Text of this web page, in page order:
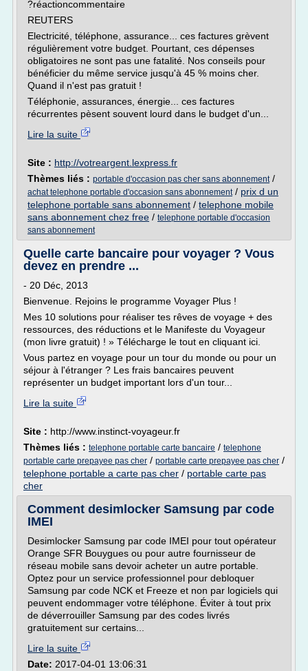
?réactioncommentaire
REUTERS
Electricité, téléphone, assurance... ces factures grèvent
régulièrement votre budget. Pourtant, ces dépenses
obligatoires ne sont pas une fatalité. Nos conseils pour
bénéficier du même service jusqu'à 45 % moins cher.
Quand il n'est pas gratuit !
Téléphonie, assurances, énergie... ces factures
récurrentes pèsent souvent lourd dans le budget d'un...
Lire la suite
Site : http://votreargent.lexpress.fr
Thèmes liés : portable d'occasion pas cher sans abonnement/
achat telephone portable d'occasion sans abonnement/ prix d un
telephone portable sans abonnement / telephone mobile
sans abonnement chez free / telephone portable d'occasion
sans abonnement
Quelle carte bancaire pour voyager ? Vous
devez en prendre ...
- 20 Déc, 2013
Bienvenue. Rejoins le programme Voyager Plus !
Mes 10 solutions pour réaliser tes rêves de voyage + des
ressources, des réductions et le Manifeste du Voyageur
(mon livre gratuit) ! » Télécharge le tout en cliquant ici.
Vous partez en voyage pour un tour du monde ou pour un
séjour à l'étranger ? Les frais bancaires peuvent
représenter un budget important lors d'un tour...
Lire la suite
Site : http://www.instinct-voyageur.fr
Thèmes liés : telephone portable carte bancaire / telephone
portable carte prepayee pas cher / portable carte prepayee pas cher /
telephone portable a carte pas cher / portable carte pas
cher
Comment desimlocker Samsung par code
IMEI
Desimlocker Samsung par code IMEI pour tout opérateur
Orange SFR Bouygues ou pour autre fournisseur de
réseau mobile sans devoir acheter un autre portable.
Optez pour un service professionnel pour debloquer
Samsung par code NCK et Freeze et non par logiciels qui
peuvent endommager votre téléphone. Éviter à tout prix
de déverrouiller Samsung par des codes livrés
gratuitement sur certains...
Lire la suite
Date: 2017-04-01 13:06:31